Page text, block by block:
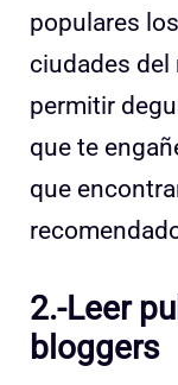
populares
ciudades del
permitir
que te
que
2.-Leer
bloggers